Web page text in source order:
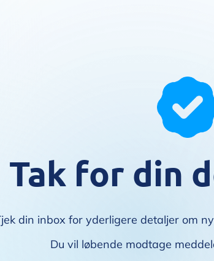
Tak for din
din inbox for yderligere detaljer om
Du vil løbende modtage